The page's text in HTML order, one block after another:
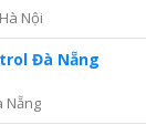
Nội
Đà Nẵng
Nẵng